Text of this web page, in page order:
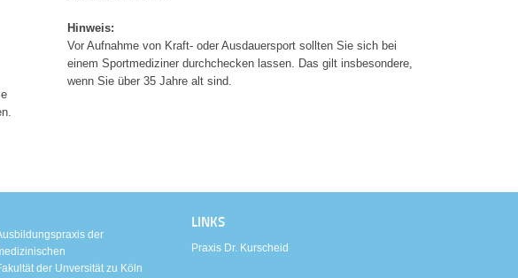
Hinweis:
Vor Aufnahme von Kraft‐ oder Ausdauersport sollten Sie sich bei
einem Sportmediziner durchchecken lassen. Das gilt insbesondere,
wenn Sie über 35 Jahre alt sind.
der
der Unversität zu Köln
LINKS
Praxis Dr. Kurscheid